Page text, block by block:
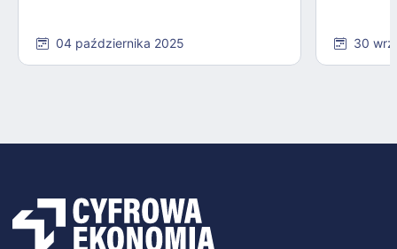
04 października 2025 30